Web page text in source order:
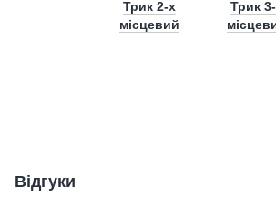
Трик 2-х
місцевий
Трик
Відгуки